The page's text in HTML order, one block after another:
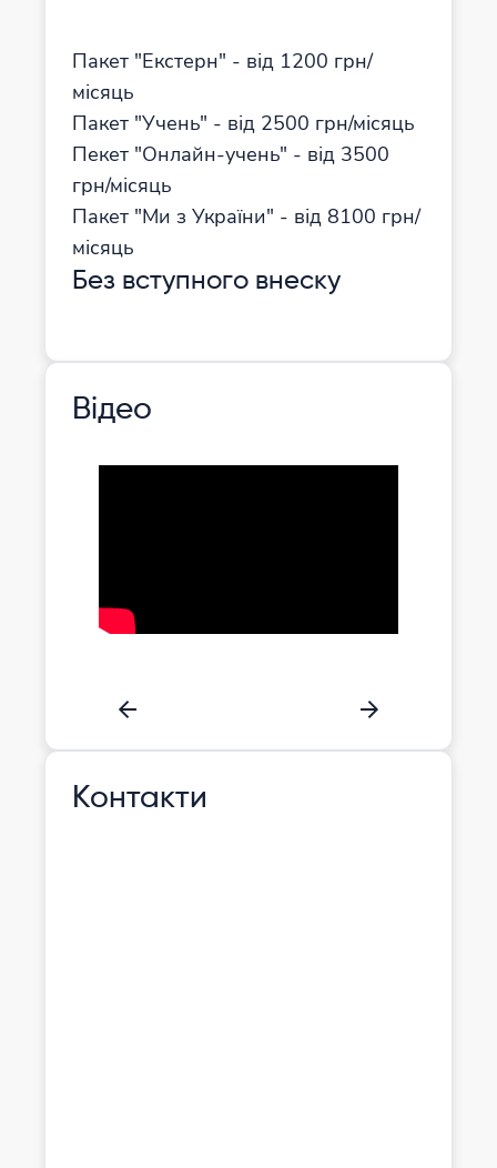
Пакет "Екстерн" - від 1200 грн/
місяць
Пакет "Учень" - від 2500 грн/місяць
Пекет "Онлайн-учень" - від 3500
грн/місяць
Пакет "Ми з України" - від 8100 грн/
місяць
Без вступного внеску
Відео
Контакти